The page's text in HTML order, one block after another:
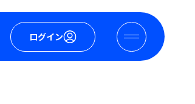
ログイン